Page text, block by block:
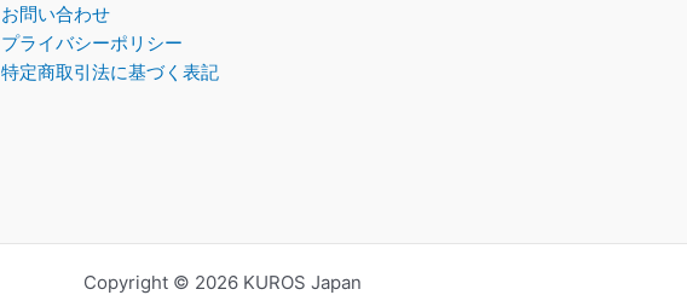
お問い合わせ
プライバシーポリシー
特定商取引法に基づく表記
Copyright © 2026 KUROS Japan